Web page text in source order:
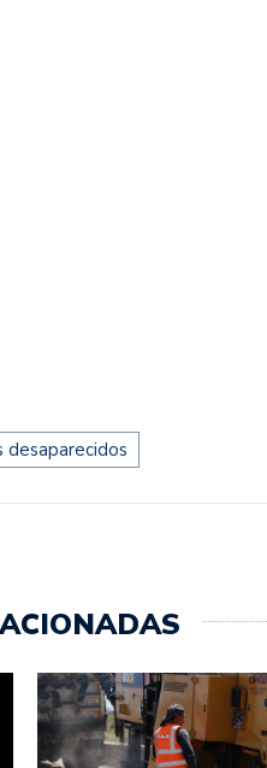
desaparecidos